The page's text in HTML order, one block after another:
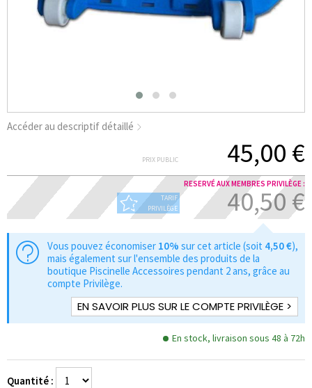
Accéder au descriptif détaillé
PRIX PUBLIC 45,00 €
RESERVÉ AUX MEMBRES PRIVILÈGE :
TARIF
PRIVILÈGE
40,50 €
Vous pouvez économiser 10% sur cet article (soit 4,50 €),
mais également sur l'ensemble des produits de la
boutique Piscinelle Accessoires pendant 2 ans, grâce au
compte Privilège.
EN SAVOIR PLUS SUR LE COMPTE PRIVILÈGE >
En stock, livraison sous 48 à 72h
Quantité :